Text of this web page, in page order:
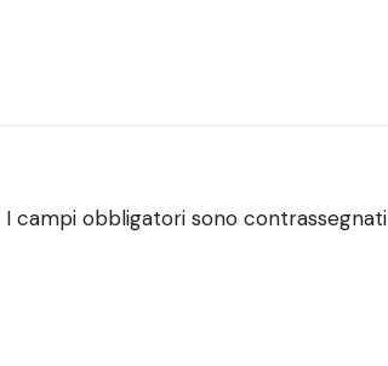
I campi obbligatori sono contrassegnati